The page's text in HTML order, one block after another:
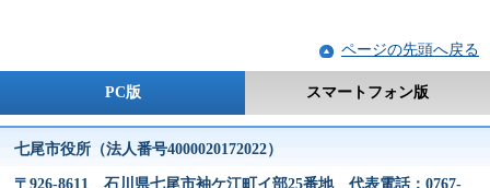
ページの先頭へ戻る
PC版 スマートフォン版
七尾市役所（法人番号4000020172022）
〒926-8611 石川県七尾市袖ケ江町イ部25番地 代表電話：0767-